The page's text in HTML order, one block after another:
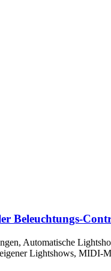
Beleuchtungs-
Automatische
Lightshows, MIDI-